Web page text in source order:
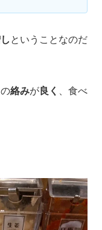
ということなのだ
絡みが良く 、食べ